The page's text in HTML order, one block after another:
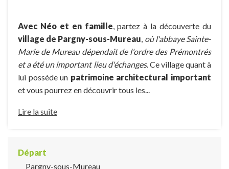
Avec Néo et en famille, partez à la découverte du
village de Pargny-sous-Mureau, où l'abbaye Sainte-
Marie de Mureau dépendait de l'ordre des Prémontrés
et a été un important lieu d'échanges. Ce village quant à
lui possède un patrimoine architectural important
et vous pourrez en découvrir tous les...
Lire la suite
Départ
Pargny-sous-Mureau